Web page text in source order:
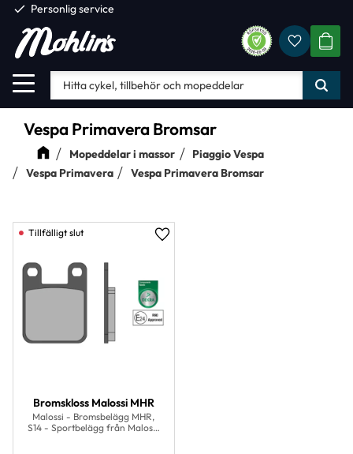
Meny
check Personlig service
Vespa Primavera Bromsar
Mopeddelar i massor
Piaggio Vespa
Vespa Primavera
Vespa Primavera Bromsar
Bromskloss Malossi MHR
Malossi - Bromsbelägg MHR,
S14 - Sportbelägg från Malossi
Lägg till i favoriter